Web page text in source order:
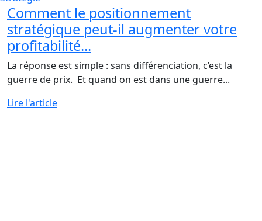
Comment le positionnement
stratégique peut-il augmenter votre
profitabilité...
La réponse est simple : sans différenciation, c’est la
guerre de prix. Et quand on est dans une guerre...
Lire l'article